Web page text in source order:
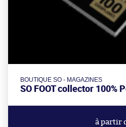
BOUTIQUE SO - MAGAZINES
SO FOOT collector 100%
à partir